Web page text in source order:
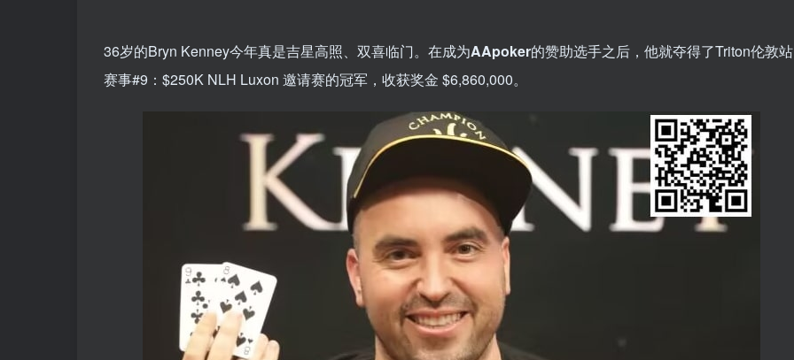
36岁的Bryn Kenney今年真是吉星高照、双喜临门。在成为AApoker的赞助选手之后，他就夺得了Triton伦敦站
赛事#9：$250K NLH Luxon 邀请赛的冠军，收获奖金 $6,860,000。